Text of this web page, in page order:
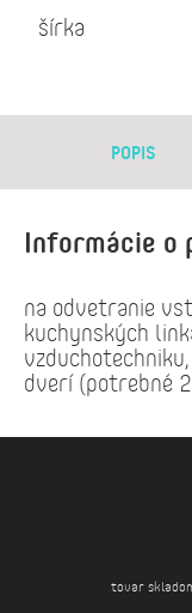
šírka
POPIS
Informácie o
na odvetranie
kuchynských
dverí (potrebné
tovar